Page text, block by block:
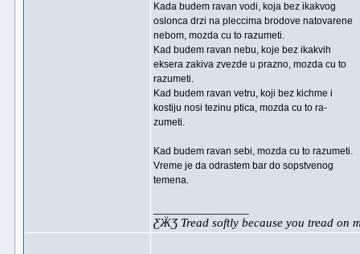
Kada budem ravan vodi, koja bez ikakvog
oslonca drzi na pleccima brodove natovarene
nebom, mozda cu to razumeti.
Kad budem ravan nebu, koje bez ikakvih
eksera zakiva zvezde u prazno, mozda cu to
razumeti.
Kad budem ravan vetru, koji bez kichme i
kostiju nosi tezinu ptica, mozda cu to ra-
zumeti.
Kad budem ravan sebi, mozda cu to razumeti.
Vreme je da odrastem bar do sopstvenog
temena.
ƸӜƷ Tread softly because you tread on